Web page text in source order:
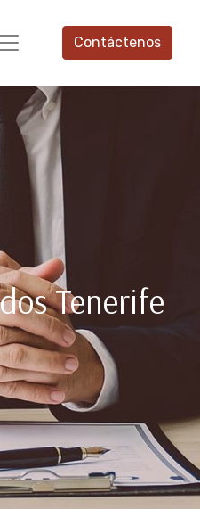
Contáctenos
Tenerife